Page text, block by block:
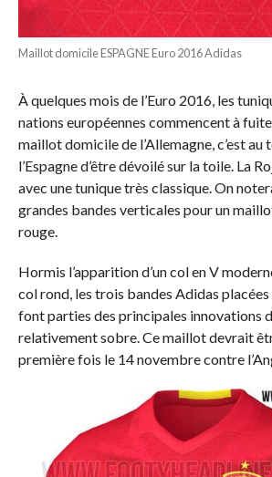
Maillot domicile ESPAGNE Euro 2016 Adidas
À quelques mois de l’Euro 2016, les
nations européennes commencent à
maillot domicile de l’Allemagne, c’est au
l’Espagne d’être dévoilé sur la toile. La
avec une tunique très classique. On
grandes bandes verticales pour un
rouge.
Hormis l’apparition d’un col en V
col rond, les trois bandes Adidas
font parties des principales innovations
relativement sobre. Ce maillot devrait
première fois le 14 novembre contre